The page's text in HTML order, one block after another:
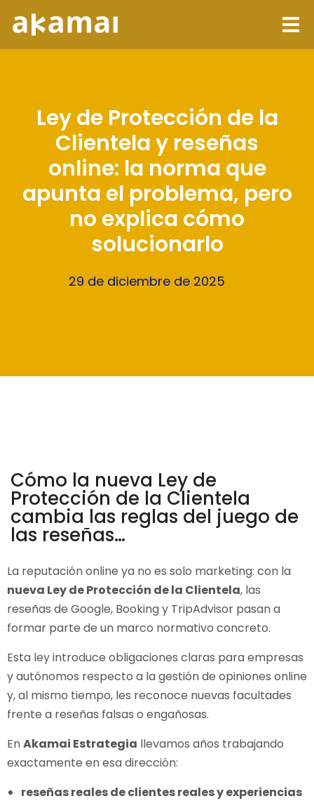
Ley de Protección de la
Clientela y reseñas
online: la norma que
apunta el problema, pero
no explica cómo
solucionarlo
29 de diciembre de 2025
Cómo la nueva Ley de
Protección de la Clientela
cambia las reglas del juego de
las reseñas…
La reputación online ya no es solo marketing: con la
nueva Ley de Protección de la Clientela, las
reseñas de Google, Booking y TripAdvisor pasan a
formar parte de un marco normativo concreto.
Esta ley introduce obligaciones claras para empresas
y autónomos respecto a la gestión de opiniones online
y, al mismo tiempo, les reconoce nuevas facultades
frente a reseñas falsas o engañosas.
EnAkamai Estrategia llevamos años trabajando
exactamente en esa dirección:
reseñas reales de clientes reales y experiencias